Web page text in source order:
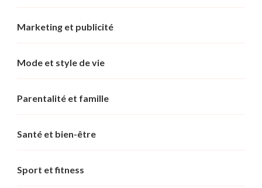
Marketing et publicité
Mode et style de vie
Parentalité et famille
Santé et bien-être
Sport et fitness